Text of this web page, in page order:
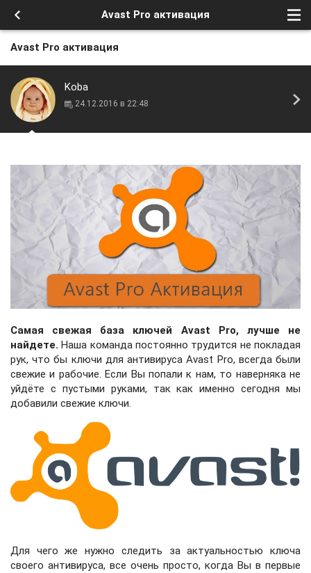
Avast Pro активация
Avast Pro активация
Koba
24.12.2016 в 22:48
Самая свежая база ключей Avast Pro, лучше не
найдете. Наша команда постоянно трудится не покладая
рук, что бы ключи для антивируса Avast Pro, всегда были
свежие и рабочие. Если Вы попали к нам, то наверняка не
уйдёте с пустыми руками, так как именно сегодня мы
добавили свежие ключи.
Для чего же нужно следить за актуальностью ключа
своего антивируса, все очень просто, когда Вы в первые